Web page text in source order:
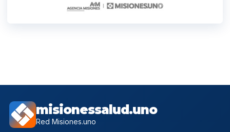
misionessalud.uno
Red Misiones.uno